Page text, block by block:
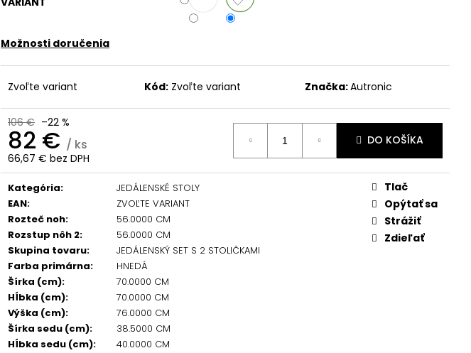
Možnosti doručenia
Zvoľte variant Kód: Zvoľte variant Značka:Autronic
106 € –22 %
82 € / ks
66,67 € bez DPH
Jednotková
cena:
DO KOŠÍKA
Kategória:
JEDÁLENSKÉ STOLY
EAN:
ZVOĽTE VARIANT
Rozteč noh:
56.0000 CM
Rozstup nôh 2:
56.0000 CM
Skupina tovaru:
JEDÁLENSKÝ SET S 2 STOLIČKAMI
Farba primárna:
HNEDÁ
Šírka (cm):
70.0000 CM
Hĺbka (cm):
70.0000 CM
Výška (cm):
76.0000 CM
Šírka sedu (cm):
38.5000 CM
Hĺbka sedu (cm):
40.0000 CM
Tlač
Opýtať sa
Strážiť
Zdieľať